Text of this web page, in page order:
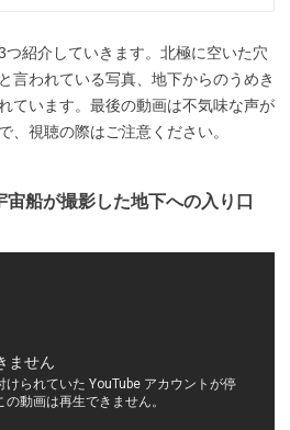
紹介していきます。北極に空いた穴
言われている写真、地下からのうめき
ています。最後の動画は不気味な声が
、視聴の際はご注意ください。
宙船が撮影した地下への入り口